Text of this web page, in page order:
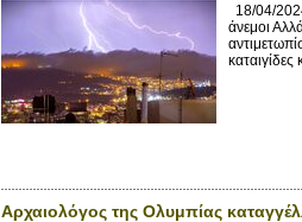
18/04/
άνεμοι
Αρχαιολόγος της Ολυμπίας